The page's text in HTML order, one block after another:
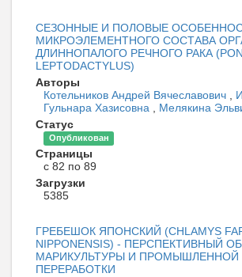
СЕЗОННЫЕ И ПОЛОВЫЕ
МИКРОЭЛЕМЕНТНОГО СОСТАВА
ДЛИННОПАЛОГО РЕЧНОГО РАКА
LEPTODACTYLUS)
Авторы
Котельников Андрей Вячеславович ,
Гульнара Хазисовна , Мелякина
Статус
Опубликован
Страницы
с 82 по 89
Загрузки
5385
ГРЕБЕШОК ЯПОНСКИЙ (CHLAMYS
NIPPONENSIS) - ПЕРСПЕКТИВНЫЙ
МАРИКУЛЬТУРЫ И ПРОМЫШЛЕННОЙ
ПЕРЕРАБОТКИ